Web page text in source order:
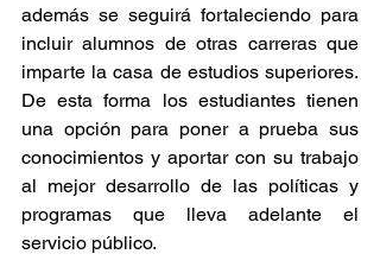
además se seguirá fortaleciendo para
incluir alumnos de otras carreras que
imparte la casa de estudios superiores.
De esta forma los estudiantes tienen
una opción para poner a prueba sus
conocimientos y aportar con su trabajo
al mejor desarrollo de las políticas y
programas que lleva adelante el
servicio público.